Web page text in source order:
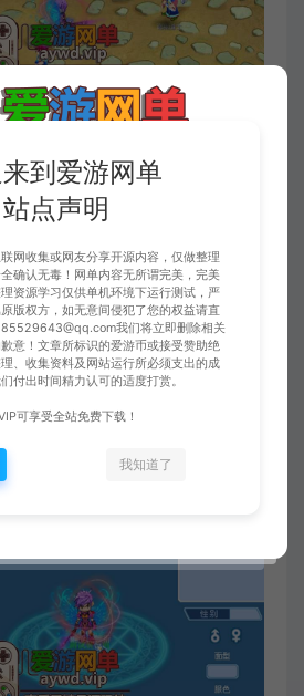
到爱游网单
站点声明
网收集或网友分享开源内容，仅做整理
确认无毒！网单内容无所谓完美，完美
资源学习仅供单机环境下运行测试，严
版权方，如无意间侵犯了您的权益请直
我们将立即删除相关
意！文章所标识的爱游币或接受赞助绝
、收集资料及网站运行所必须支出的成
付出时间精力认可的适度打赏。
可享受全站免费下载！
我知道了